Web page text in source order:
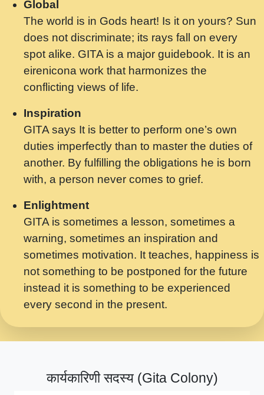
मझ अपन जवन बनन न आय, रठ हर क मनन न आय
Shri ravinandan shastri ji maharaj.mp3
मन अशांत मंत्र जाप - गीता प्रेरणा -Swami
Gyananand Ji Maharaj.mp3
मन बध लय परम वल कगन Special Shyam
Saawariya.mp3
मर गनय न अपरध लडडल शर रध.... Shri
ravinandan shastri ji maharaj.mp3
मेरे मन हरी का ध्यान लगा - भजन भाव - 2018 -
Rishikesh - Swami Gyananand Ji
Maharaj.mp3
यह हसरत तलब ह नकज कमर Yahi Hasraten
Talab Hai Bhav Pravah #bhajan.mp3
लडल ज बल ल क ज न लग Sadhvi Purnima Ji
7.9.2021 जवल नगर दलल #बसर.mp3
सख भ मझ पयर ह दख भ मझ पयर ह!छड म कस दत
सपरहट भजन 2021 - तर अखय ह जद भर बहर ज म
सपरहट शयम भजन - जय जय शयम जय जय शयम
Global
The world is in Gods heart! Is it on yours? Sun
does not discriminate; its rays fall on every
spot alike. GITA is a major guidebook. It is an
eirenicona work that harmonizes the
conflicting views of life.
Inspiration
GITA says It is better to perform one’s own
duties imperfectly than to master the duties of
another. By fulfilling the obligations he is born
with, a person never comes to grief.
Enlightment
GITA is sometimes a lesson, sometimes a
warning, sometimes an inspiration and
sometimes motivation. It teaches, happiness is
not something to be postponed for the future
instead it is something to be experienced
every second in the present.
कार्यकारिणी सदस्य (Gita Colony)